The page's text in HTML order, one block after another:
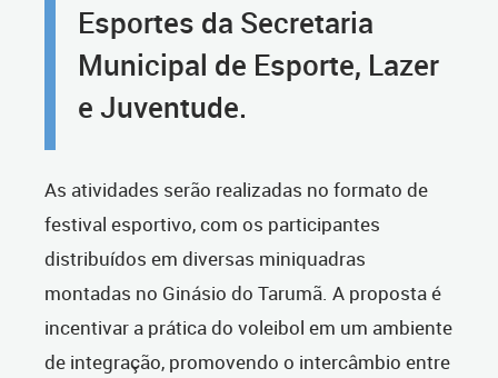
Esportes da Secretaria
Municipal de Esporte, Lazer
e Juventude.
As atividades serão realizadas no formato de
festival esportivo, com os participantes
distribuídos em diversas miniquadras
montadas no Ginásio do Tarumã. A proposta é
incentivar a prática do voleibol em um ambiente
de integração, promovendo o intercâmbio entre